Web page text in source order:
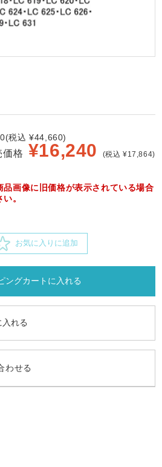
税込 ¥44,660)
価格 ¥16,240 (税込 ¥17,864)
品画像に旧価格が表示されている場合
。
お気に入りに追加
わせる